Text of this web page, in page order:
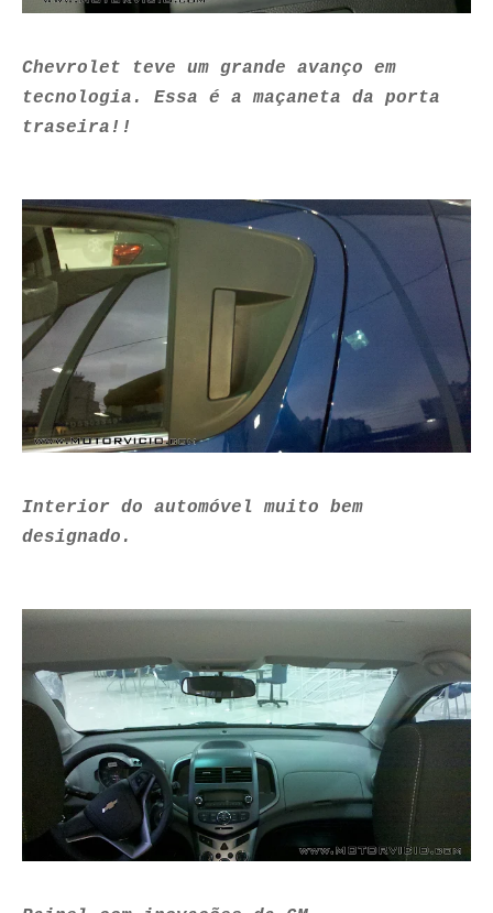
Chevrolet teve um grande avanço em
tecnologia. Essa é a maçaneta da porta
traseira!!
Interior do automóvel muito bem
designado.